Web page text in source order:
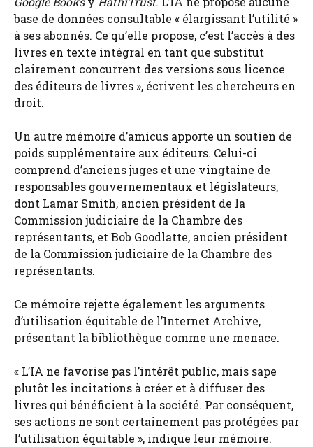
base de données consultable « élargissant l’utilité »
à ses abonnés. Ce qu’elle propose, c’est l’accès à des
livres en texte intégral en tant que substitut
clairement concurrent des versions sous licence
des éditeurs de livres », écrivent les chercheurs en
droit.
Un autre mémoire d’amicus apporte un soutien de
poids supplémentaire aux éditeurs. Celui-ci
comprend d’anciens juges et une vingtaine de
responsables gouvernementaux et législateurs,
dont Lamar Smith, ancien président de la
Commission judiciaire de la Chambre des
représentants, et Bob Goodlatte, ancien président
de la Commission judiciaire de la Chambre des
représentants.
Ce mémoire rejette également les arguments
d’utilisation équitable de l’Internet Archive,
présentant la bibliothèque comme une menace.
« L’IA ne favorise pas l’intérêt public, mais sape
plutôt les incitations à créer et à diffuser des
livres qui bénéficient à la société. Par conséquent,
ses actions ne sont certainement pas protégées par
l’utilisation équitable », indique leur mémoire.